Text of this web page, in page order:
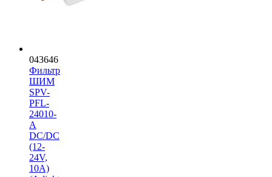
043646
Фильтр
ШИМ
SPV-
PFL-
24010-
A
DC/DC
(12-
24V,
10A)